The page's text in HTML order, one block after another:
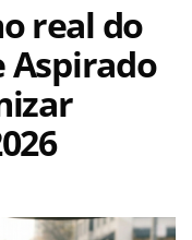
real do
Aspirado